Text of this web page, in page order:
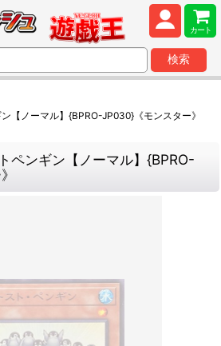
カート
検索
【ノーマル】{BPRO-JP030}《モンスター》
ペンギン【ノーマル】{BPRO-